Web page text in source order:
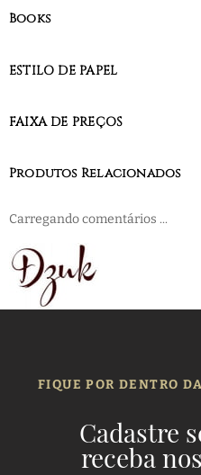
Books
ESTILO DE PAPEL
FAIXA DE PREÇOS
Produtos Relacionados
Carregando comentários ...
FIQUE POR DENTRO
Cadastre
receba